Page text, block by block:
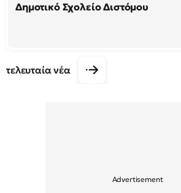
Δημοτικό Σχολείο Διστόμου
τελευταία νέα